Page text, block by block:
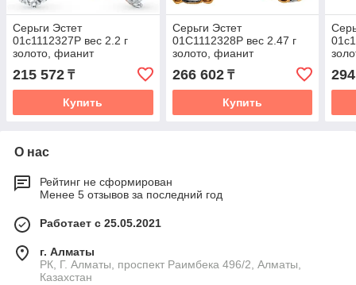
Серьги Эстет
01с1112327Р вес 2.2 г
золото, фианит
215 572 ₸
Купить
Серьги Эстет
01С1112328Р вес 2.47 г
золото, фианит
266 602₸
Купить
О нас
Рейтинг не сформирован
Менее 5 отзывов за последний год
Работает с 25.05.2021
г. Алматы
РК, Г. Алматы, проспект Раимбека 496/2, Алматы,
Казахстан